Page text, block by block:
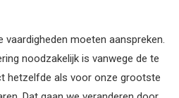
moeten aanspreken.
noodzakelijk is vanwege de te
hetzelfde als voor onze grootste